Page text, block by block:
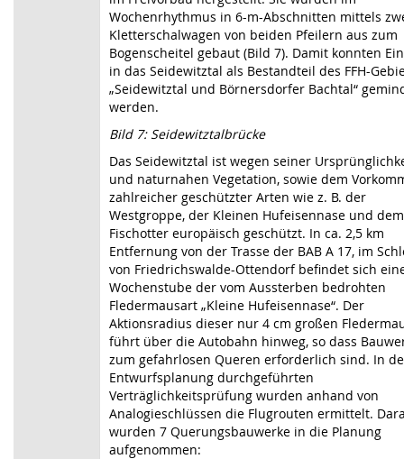
Wochenrhythmus in 6-m-Abschnitten mittels
Kletterschalwagen von beiden Pfeilern aus zum
Bogenscheitel gebaut (Bild 7). Damit konnten
in das Seidewitztal als Bestandteil des FFH-
„Seidewitztal und Börnersdorfer Bachtal“
werden.
Bild 7: Seidewitztalbrücke
Das Seidewitztal ist wegen seiner
und naturnahen Vegetation, sowie dem
zahlreicher geschützter Arten wie z. B. der
Westgroppe, der Kleinen Hufeisennase und dem
Fischotter europäisch geschützt. In ca. 2,5 km
Entfernung von der Trasse der BAB A 17, im
von Friedrichswalde-Ottendorf befindet sich
Wochenstube der vom Aussterben bedrohten
Fledermausart „Kleine Hufeisennase“. Der
Aktionsradius dieser nur 4 cm großen
führt über die Autobahn hinweg, so dass
zum gefahrlosen Queren erforderlich sind. In
Entwurfsplanung durchgeführten
Verträglichkeitsprüfung wurden anhand von
Analogieschlüssen die Flugrouten ermittelt.
wurden 7 Querungsbauwerke in die Planung
aufgenommen: